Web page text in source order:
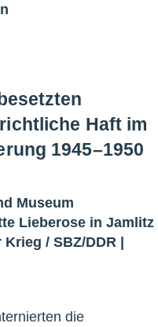
Haft im
1945–1950
Museum
Lieberose in Jamlitz
Krieg / SBZ/DDR |
die